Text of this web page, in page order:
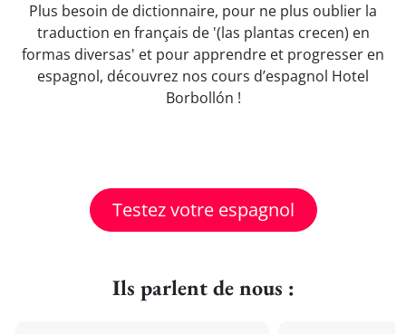
Plus besoin de dictionnaire, pour ne plus oublier la
traduction en français de '(las plantas crecen) en
formas diversas' et pour apprendre et progresser en
espagnol, découvrez nos cours d’espagnol Hotel
Borbollón !
Testez votre espagnol
Ils parlent de nous :